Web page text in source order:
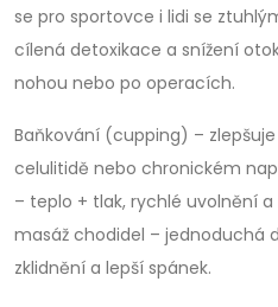
se pro sportovce i lidi se
cílená detoxikace a snížení
nohou nebo po operacích.
Baňkování (cupping) –
celulitidě nebo chronickém
– teplo + tlak, rychlé uvolnění
masáž chodidel – jednoduchá
zklidnění a lepší spánek.